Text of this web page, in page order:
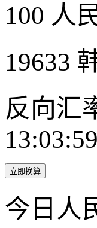
100 人
19633
反向汇
13:03:59
立即换算
今日人